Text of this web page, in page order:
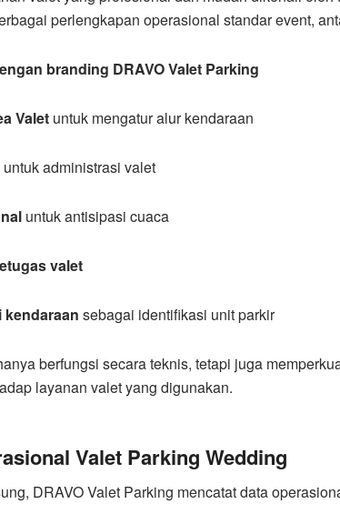
perlengkapan operasional standar event,
branding DRAVO Valet Parking
Valet untuk mengatur alur kendaraan
untuk administrasi valet
untuk antisipasi cuaca
valet
sebagai identifikasi unit parkir
berfungsi secara teknis, tetapi juga
layanan valet yang digunakan.
Valet Parking Wedding
DRAVO Valet Parking mencatat data